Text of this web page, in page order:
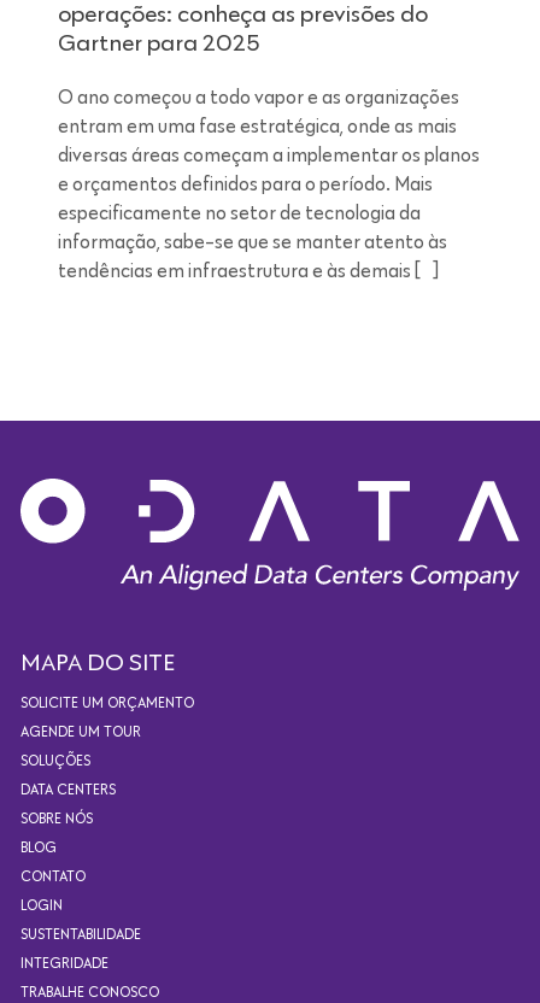
operações: conheça as previsões do
Gartner para 2025
O ano começou a todo vapor e as organizações
entram em uma fase estratégica, onde as mais
diversas áreas começam a implementar os planos
e orçamentos definidos para o período. Mais
especificamente no setor de tecnologia da
informação, sabe-se que se manter atento às
tendências em infraestrutura e às demais […]
MAPA DO SITE
SOLICITE UM ORÇAMENTO
AGENDE UM TOUR
SOLUÇÕES
DATA CENTERS
SOBRE NÓS
BLOG
CONTATO
LOGIN
SUSTENTABILIDADE
INTEGRIDADE
TRABALHE CONOSCO